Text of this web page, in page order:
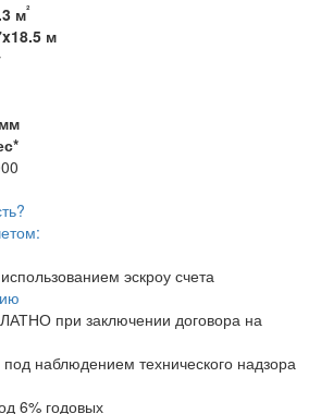
м²
м
эскроу счета
при заключении договора на
под наблюдением технического надзора
6% годовых